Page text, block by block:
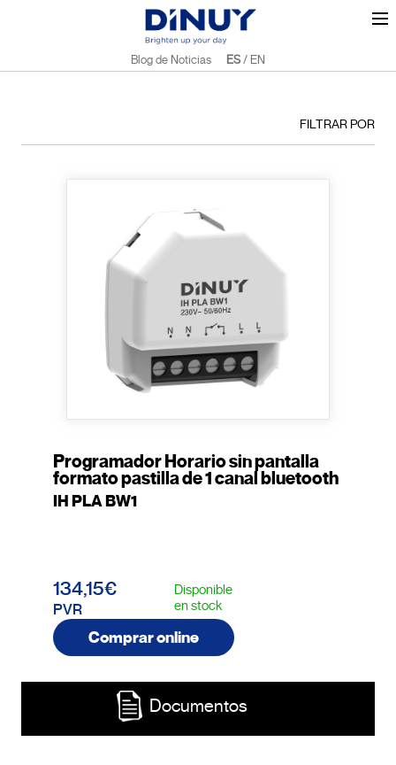
Blog de Noticias ES/ EN
FILTRAR POR
Programador Horario sin pantalla
formato pastilla de 1 canal bluetooth
IH PLA BW1
134,15€
PVR
Disponible
en stock
Comprar online
Documentos